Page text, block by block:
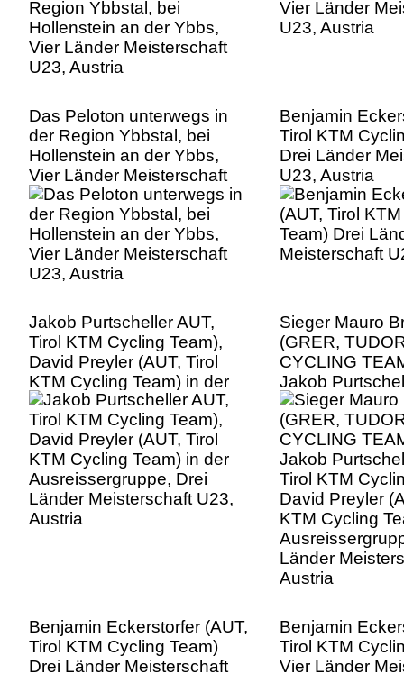
Das Peloton unterwegs in
der Region Ybbstal, bei
Hollenstein an der Ybbs,
Vier Länder Meisterschaft
U23, Austria
Benjamin
Tirol KTM
Drei Länder
U23, Austria
Jakob Purtscheller AUT,
Tirol KTM Cycling Team),
David Preyler (AUT, Tirol
KTM Cycling Team) in der
Ausreissergruppe, Drei
Länder Meisterschaft U23,
Austria
Sieger Mauro
(GRER,
CYCLING
Jakob
Tirol KTM
David Preyler
KTM Cycling
Länder
Austria
Benjamin Eckerstorfer (AUT,
Tirol KTM Cycling Team)
Drei Länder Meisterschaft
Benjamin
Tirol KTM
Vier Länder